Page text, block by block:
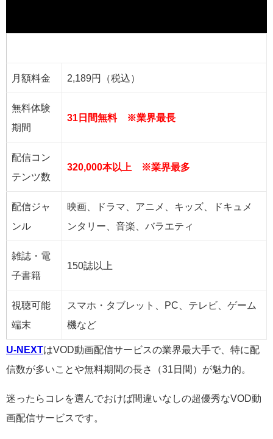
月額料金 2,189円（税込）
無料体験
期間
31日間無料 ※業界最長
配信コン
テンツ数
320,000本以上 ※業界最多
配信ジャ
ンル
映画、ドラマ、アニメ、キッズ、ドキュメ
ンタリー、音楽、バラエティ
雑誌・電
子書籍
150誌以上
視聴可能
端末
スマホ・タブレット、PC、テレビ、ゲーム
機など
U-NEXTはVOD動画配信サービスの業界最大手で、特に配
信数が多いことや無料期間の長さ（31日間）が魅力的。
迷ったらコレを選んでおけば間違いなしの超優秀なVOD動
画配信サービスです。